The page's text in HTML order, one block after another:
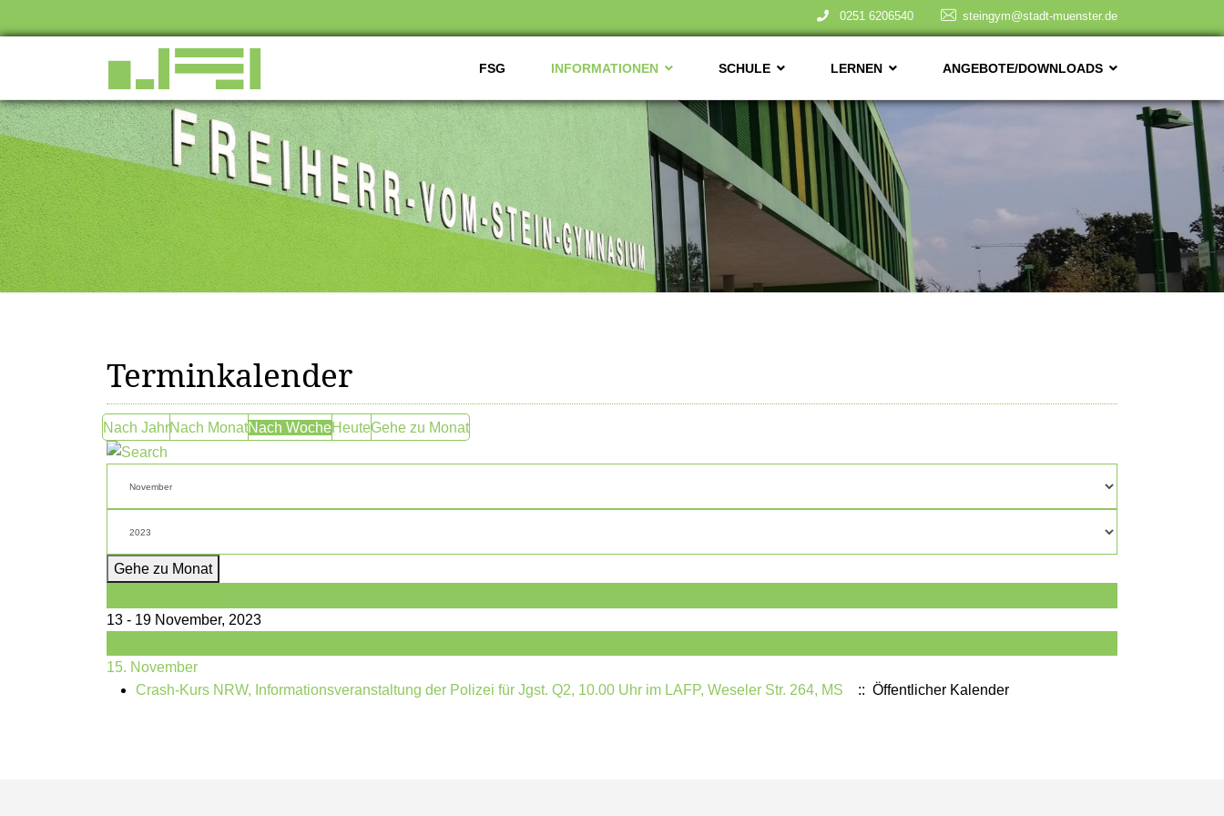
0251 6206540 steingym@stadt-muenster.de
FSG INFORMATIONEN SCHULE LERNEN ANGEBOTE/DOWNLOADS
Terminkalender
Nach JahrNach MonatNach WocheHeuteGehe zu Monat
Gehe zu Monat
13 - 19 November, 2023
15. November
Crash-Kurs NRW, Informationsveranstaltung der Polizei für Jgst. Q2, 10.00 Uhr im LAFP, Weseler Str. 264, MS
:: Öffentlicher Kalender